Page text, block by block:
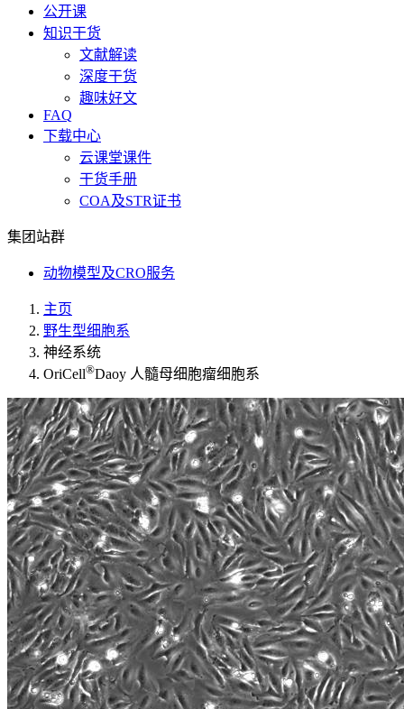
公开课
知识干货
文献解读
深度干货
趣味好文
FAQ
下载中心
云课堂课件
干货手册
COA及STR证书
集团站群
动物模型及CRO服务
主页
野生型细胞系
神经系统
OriCell®Daoy 人髓母细胞瘤细胞系